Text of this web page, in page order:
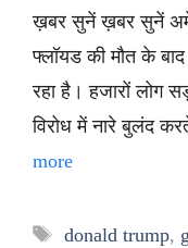
ख़बर सुनें ख़बर सुनें
फ्लॉयड की मौत के
रहा है। हजारों लोग
विरोध में नारे बुलंद
more
Tags
donald trump,